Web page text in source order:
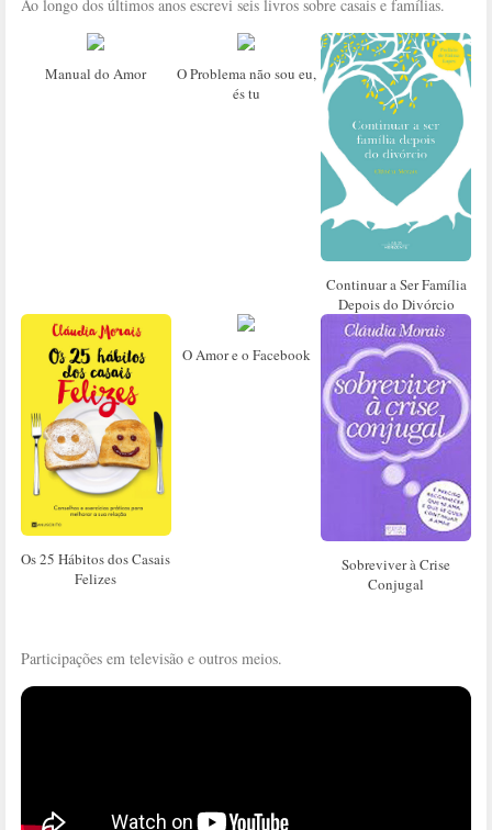
Ao longo dos últimos anos escrevi seis livros sobre casais e famílias.
Manual do Amor
O Problema não sou eu,
és tu
Continuar a Ser Família
Depois do Divórcio
Os 25 Hábitos dos Casais
Felizes
O Amor e o Facebook
Sobreviver à Crise
Conjugal
Participações em televisão e outros meios.